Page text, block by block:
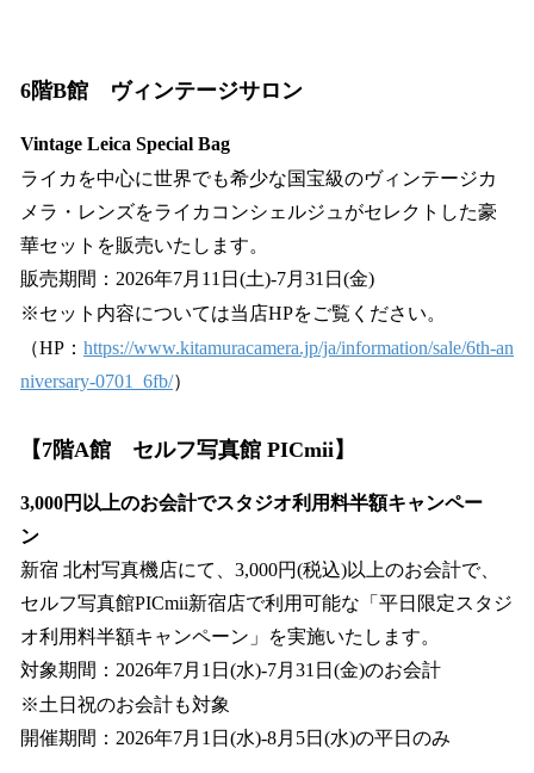
6階B館 ヴィンテージサロン
Vintage Leica Special Bag
ライカを中心に世界でも希少な国宝級のヴィンテージカ
メラ・レンズをライカコンシェルジュがセレクトした豪
華セットを販売いたします。
販売期間：2026年7月11日(土)-7月31日(金)
※セット内容については当店HPをご覧ください。
（HP： https://www.kitamuracamera.jp/ja/information/sale/6th-an
niversary-0701_6fb/）
【7階A館 セルフ写真館 PICmii】
3,000円以上のお会計でスタジオ利用料半額キャンペー
ン
新宿 北村写真機店にて、3,000円(税込)以上のお会計で、
セルフ写真館PICmii新宿店で利用可能な「平日限定スタジ
オ利用料半額キャンペーン」を実施いたします。
対象期間：2026年7月1日(水)‐7月31日(金)のお会計
※土日祝のお会計も対象
開催期間：2026年7月1日(水)‐8月5日(水)の平日のみ